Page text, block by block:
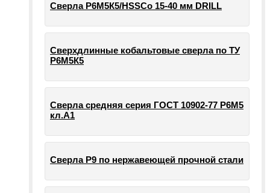
Сверла Р6М5К5/HSSCo 15-40 мм DRILL
Сверхдлинные кобальтовые сверла по ТУ
Р6М5К5
Сверла средняя серия ГОСТ 10902-77 Р6М5
кл.А1
Сверла Р9 по нержавеющей прочной стали